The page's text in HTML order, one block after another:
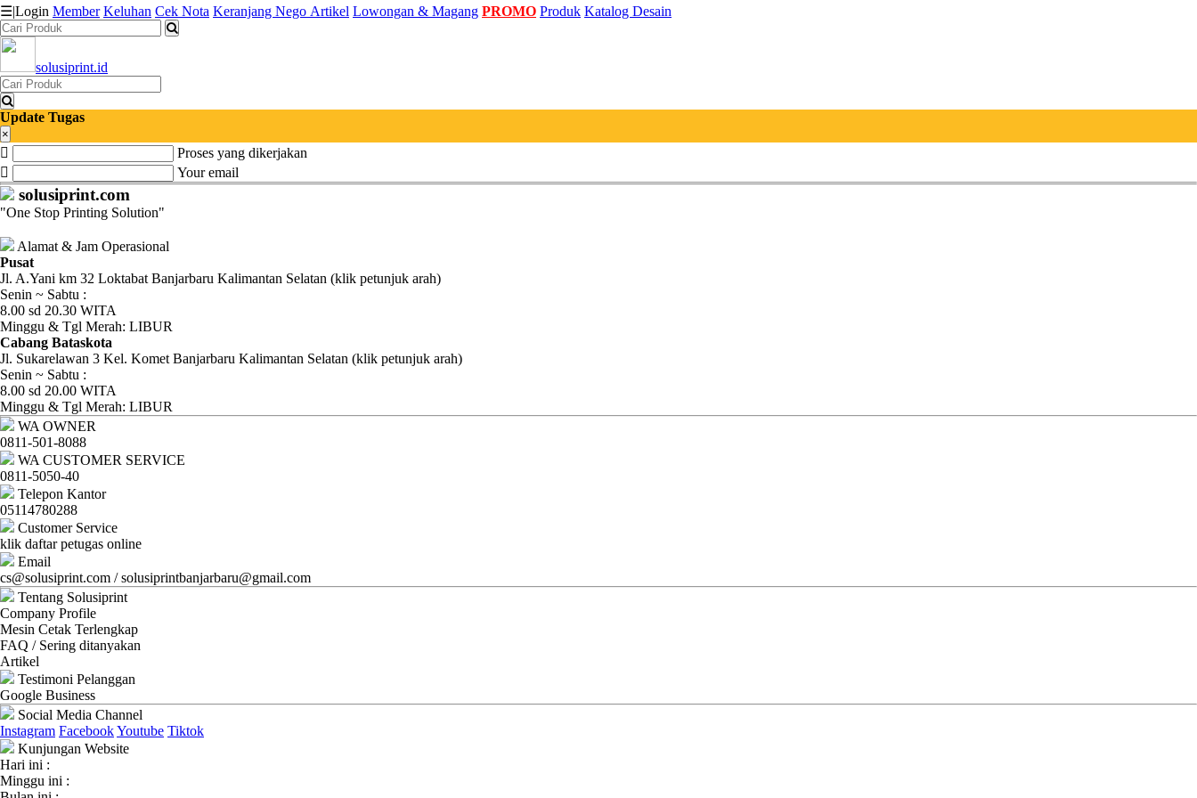
Katalog
Produk
Petugas
Riwayat
Transaksi
Tagihan
Berjalan
Pembayaran
Pendapatan
Fee
Ganti
Password
Logout
☰|Login Member Keluhan Cek Nota Keranjang Nego Artikel Lowongan & Magang PROMO Produk Katalog Desain
solusiprint.id
Update Tugas
×
Proses yang dikerjakan
Your email
solusiprint.com
"One Stop Printing Solution"
Alamat & Jam Operasional
Pusat
Jl. A.Yani km 32 Loktabat Banjarbaru Kalimantan Selatan (klik petunjuk arah)
Senin ~ Sabtu :
8.00 sd 20.30 WITA
Minggu & Tgl Merah: LIBUR
Cabang Bataskota
Jl. Sukarelawan 3 Kel. Komet Banjarbaru Kalimantan Selatan (klik petunjuk arah)
Senin ~ Sabtu :
8.00 sd 20.00 WITA
Minggu & Tgl Merah: LIBUR
WA OWNER
0811-501-8088
WA CUSTOMER SERVICE
0811-5050-40
Telepon Kantor
05114780288
Customer Service
klik daftar petugas online
Email
cs@solusiprint.com / solusiprintbanjarbaru@gmail.com
Tentang Solusiprint
Company Profile
Mesin Cetak Terlengkap
FAQ / Sering ditanyakan
Artikel
Testimoni Pelanggan
Google Business
Social Media Channel
Instagram FacebookYoutube Tiktok
Kunjungan Website
Hari ini :
Minggu ini :